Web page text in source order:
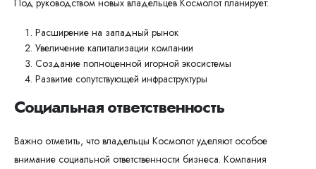
Расширение на западный рынок
Увеличение капитализации компании
Создание полноценной игорной экосистемы
Развитие сопутствующей инфраструктуры
Социальная ответственность
Важно отметить, что владельцы Космолот уделяют особое
внимание социальной ответственности бизнеса. Компания